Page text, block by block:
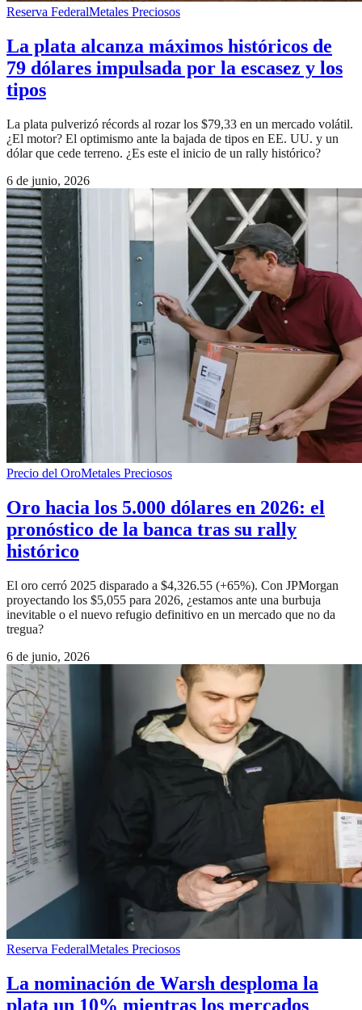
Reserva FederalMetales Preciosos
La plata alcanza máximos históricos de
79 dólares impulsada por la escasez y los
tipos
La plata pulverizó récords al rozar los $79,33 en un mercado volátil.
¿El motor? El optimismo ante la bajada de tipos en EE. UU. y un
dólar que cede terreno. ¿Es este el inicio de un rally histórico?
6 de junio, 2026
Precio del OroMetales Preciosos
Oro hacia los 5.000 dólares en 2026: el
pronóstico de la banca tras su rally
histórico
El oro cerró 2025 disparado a $4,326.55 (+65%). Con JPMorgan
proyectando los $5,055 para 2026, ¿estamos ante una burbuja
inevitable o el nuevo refugio definitivo en un mercado que no da
tregua?
6 de junio, 2026
Reserva FederalMetales Preciosos
La nominación de Warsh desploma la
plata un 10% mientras los mercados